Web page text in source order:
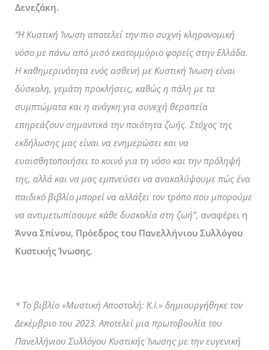
Δενεζάκη.
“Η Κυστική Ίνωση αποτελεί την πιο συχνή κληρονομική
νόσο με πάνω από μισό εκατομμύριο φορείς στην Ελλάδα.
Η καθημερινότητα ενός ασθενή με Κυστική Ίνωση είναι
δύσκολη, γεμάτη προκλήσεις, καθώς η πάλη με τα
συμπτώματα και η ανάγκη για συνεχή θεραπεία
επηρεάζουν σημαντικά την ποιότητα ζωής. Στόχος της
εκδήλωσης μας είναι να ενημερώσει και να
ευαισθητοποιήσει το κοινό για τη νόσο και την πρόληψή
της, αλλά και να μας εμπνεύσει να ανακαλύψουμε πώς ένα
παιδικό βιβλίο μπορεί να αλλάξει τον τρόπο που μπορούμε
να αντιμετωπίσουμε κάθε δυσκολία στη ζωή”, αναφέρει η
Άννα Σπίνου, Πρόεδρος του Πανελλήνιου Συλλόγου
Κυστικής Ίνωσης.
* Το βιβλίο «Μυστική Αποστολή: K.I.» δημιουργήθηκε τον
Δεκέμβριο του 2023. Αποτελεί μια πρωτοβουλία του
Πανελλήνιου Συλλόγου Κυστικής Ίνωσης με την ευγενική